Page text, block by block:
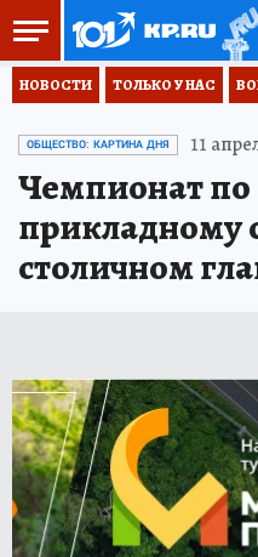
НОВОСТИ ТОЛЬКО У НАС
ОБЩЕСТВО: КАРТИНА ДНЯ 11
Чемпионат по
прикладному
столичном